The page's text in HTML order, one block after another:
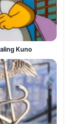
Kuno